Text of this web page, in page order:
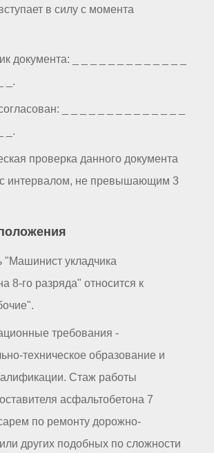
в силу с момента
документа: _ _ _ _ _ _ _ _ _ _ _ _ _
_.
_ _ _ _ _ _ _ _ _ _ _ _ _ _
_.
проверка данного документа
с интервалом, не превышающим 3
"Машинист укладчика
8-го разряда" относится к
требования -
техническое образование и
Стаж работы
асфальтобетона 7
по ремонту дорожно-
других подобных по сложности